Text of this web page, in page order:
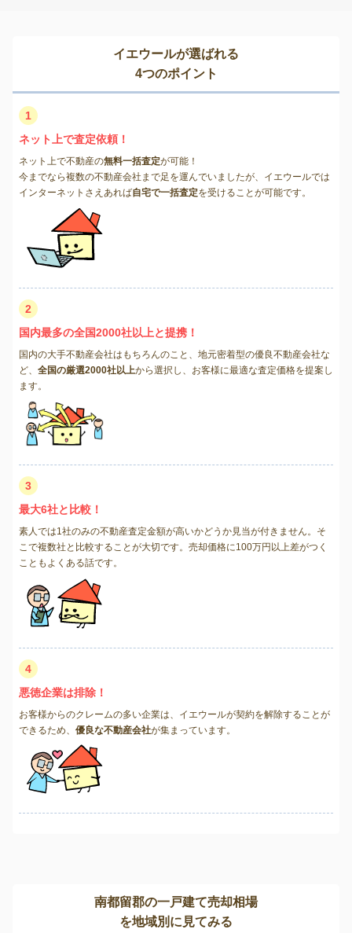
イエウールが選ばれる
4つのポイント
1
ネット上で査定依頼！
ネット上で不動産の無料一括査定が可能！
今までなら複数の不動産会社まで足を運んでいましたが、イエウールでは
インターネットさえあれば自宅で一括査定を受けることが可能です。
2
国内最多の全国2000社以上と提携！
国内の大手不動産会社はもちろんのこと、地元密着型の優良不動産会社な
ど、 全国の厳選2000社以上から選択し、お客様に最適な査定価格を提案し
ます。
3
最大6社と比較！
素人では1社のみの不動産査定金額が高いかどうか見当が付きません。そ
こで複数社と比較することが大切です。売却価格に100万円以上差がつく
こともよくある話です。
4
悪徳企業は排除！
お客様からのクレームの多い企業は、イエウールが契約を解除することが
できるため、 優良な不動産会社が集まっています。
南都留郡の一戸建て売却相場
を地域別に見てみる